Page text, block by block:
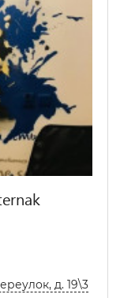
д. 19\3